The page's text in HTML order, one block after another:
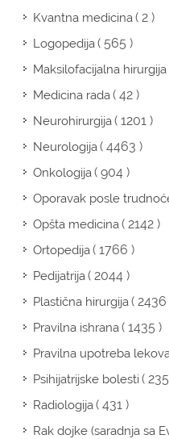
Kvantna medicina( 2 )
Logopedija( 565 )
Maksilofacijalna hirurgija
Medicina rada( 42 )
Neurohirurgija( 1201 )
Neurologija( 4463 )
Onkologija( 904 )
Oporavak posle
Opšta medicina( 2142 )
Ortopedija( 1766 )
Pedijatrija( 2044 )
Plastična hirurgija( 2436
Pravilna ishrana( 1435 )
Pravilna upotreba
Psihijatrijske bolesti(
Radiologija( 431 )
Rak dojke (saradnja sa